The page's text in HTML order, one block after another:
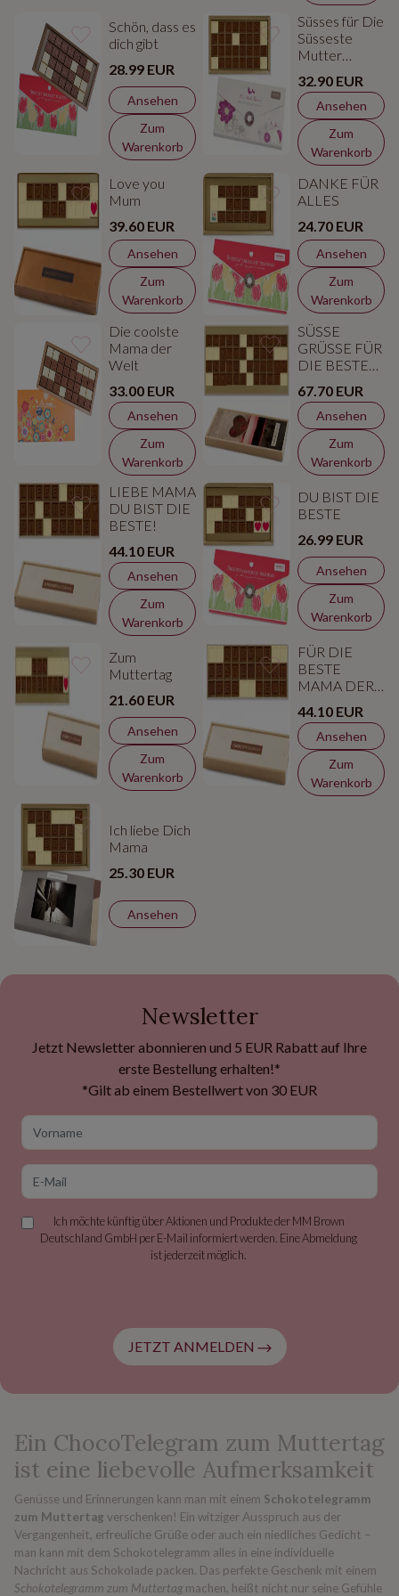
Schön, dass es
dich gibt
28.99 EUR
Ansehen
Zum
Warenkorb
Süsses für Die
Süsseste
Mutter
32.90 EUR
Ansehen
Zum
Warenkorb
Love you
Mum
39.60 EUR
Ansehen
Zum
Warenkorb
DANKE FÜR
ALLES
24.70 EUR
Ansehen
Zum
Warenkorb
Die coolste
Mama der
Welt
33.00 EUR
Ansehen
Zum
Warenkorb
SÜSSE
GRÜSSE FÜR
DIE BESTE
WELT
67.70 EUR
Ansehen
Zum
Warenkorb
LIEBE MAMA
DU BIST DIE
BESTE!
44.10 EUR
Ansehen
Zum
Warenkorb
DU BIST DIE
BESTE
26.99 EUR
Ansehen
Zum
Warenkorb
Zum
Muttertag
21.60 EUR
Ansehen
Zum
Warenkorb
FÜR DIE
BESTE
MAMA DER
44.10 EUR
Ansehen
Zum
Warenkorb
Ich liebe Dich
Mama
25.30 EUR
Ansehen
Newsletter
Jetzt Newsletter abonnieren und 5 EUR Rabatt auf Ihre
erste Bestellung erhalten!*
*Gilt ab einem Bestellwert von 30 EUR
Ich möchte künftig über Aktionen und Produkte der MM Brown
Deutschland GmbH per E-Mail informiert werden. Eine Abmeldung
ist jederzeit möglich.
JETZT ANMELDEN
Ein ChocoTelegram zum Muttertag
ist eine liebevolle Aufmerksamkeit
Genüsse und Erinnerungen kann man mit einem Schokotelegramm
zum Muttertag verschenken! Ein witziger Ausspruch aus der
Vergangenheit, erfreuliche Grüße oder auch ein niedliches Gedicht –
man kann mit dem Schokotelegramm alles in eine individuelle
Nachricht aus Schokolade packen. Das perfekte Geschenk mit einem
Schokotelegramm zum Muttertag machen, heißt nicht nur seine Gefühle